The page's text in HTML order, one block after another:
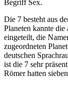
Begriff Sex.
Die 7 besteht aus
Planeten kannte
eingeteilt, die
zugeordneten
deutschen
ist die 7 sehr
Römer hatten